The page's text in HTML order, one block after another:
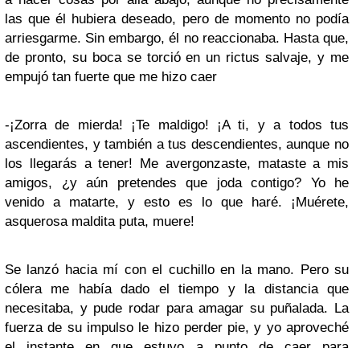
las que él hubiera deseado, pero de momento no podía
arriesgarme. Sin embargo, él no reaccionaba. Hasta que,
de pronto, su boca se torció en un rictus salvaje, y me
empujó tan fuerte que me hizo caer
-¡Zorra de mierda! ¡Te maldigo! ¡A ti, y a todos tus
ascendientes, y también a tus descendientes, aunque no
los llegarás a tener! Me avergonzaste, mataste a mis
amigos, ¿y aún pretendes que joda contigo? Yo he
venido a matarte, y esto es lo que haré. ¡Muérete,
asquerosa maldita puta, muere!
Se lanzó hacia mí con el cuchillo en la mano. Pero su
cólera me había dado el tiempo y la distancia que
necesitaba, y pude rodar para amagar su puñalada. La
fuerza de su impulso le hizo perder pie, y yo aproveché